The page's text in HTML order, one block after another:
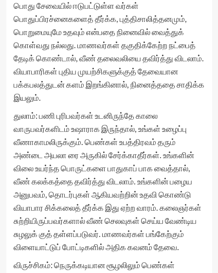
பொது சேவையில் ஈடுபட்டுள்ள வர்கள்
பொதுப்பிரச்னைகளைத் தீர்க்க, புத்திசாலித்தனமும்,
பொறுமையுமே உதவும் என்பதை நினைவில் வைத்துக்
கொள்வது நல்லது. மாணவர்கள் தகுதிக்கேற்ற நட்பைத்
தேடிக் கொண்டால், வீண் தலைவலியை தவிர்த்து விடலாம்.
வியாபாரிகள் புதிய முயற்சிகளுக்குத் தேவையான
பக்கபலத்துடன் களம் இறங்கினால், நினைத்ததை சாதிக்க
இயலும்.
துலாம்: பணி புரிபவர்கள் உடனிருந்தே காலை
வாருபவர்களிடம் உஷாராக இருந்தால், உங்கள் உழைப்பு
வீணாகாமலிருக்கும். பெண்கள் உபத்திரவம் தரும்
அண்டை அயலா ரை அருகில் சேர்க்காதீர்கள். உங்களின்
விலை உயர்ந்த பொருட்களை பாதுகாப் பாக வைத்தால்,
வீண் கலக்கத்தை தவிர்த்து விடலாம். உங்களின் பழைய
அனுபவம், தொடர்புகள் ஆகியவற்றின் உதவி கொண்டு
வியாபார சிக்கலைத் தீர்க்க இது ஏற்ற வாரம். கலைஞர்கள்
சுற்றியிருப்பவர்களால் வீண் செலவுகள் செய்ய வேண்டிய
சுழலுக் குத் தள்ளப்படுவர். மாணவர்கள் பங்கேற்கும்
விளையாட்டுப் போட்டிகளில் அதிக கவனம் தேவை.
விருச்சிகம்: நெருக்கடியான சூழலிலும் பெண்கள்